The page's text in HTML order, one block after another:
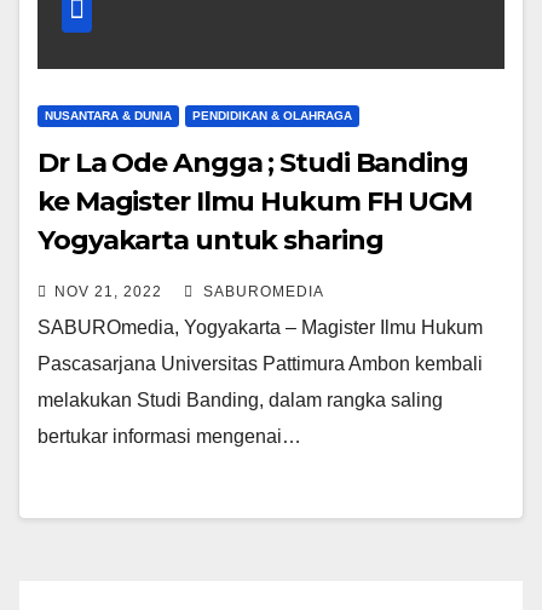
NUSANTARA & DUNIA PENDIDIKAN & OLAHRAGA
Dr La Ode Angga ; Studi Banding
ke Magister Ilmu Hukum FH UGM
Yogyakarta untuk sharing
Pengelolaan S-2 yang berkualitas
NOV 21, 2022 SABUROMEDIA
SABUROmedia, Yogyakarta – Magister Ilmu Hukum
Pascasarjana Universitas Pattimura Ambon kembali
melakukan Studi Banding, dalam rangka saling
bertukar informasi mengenai…